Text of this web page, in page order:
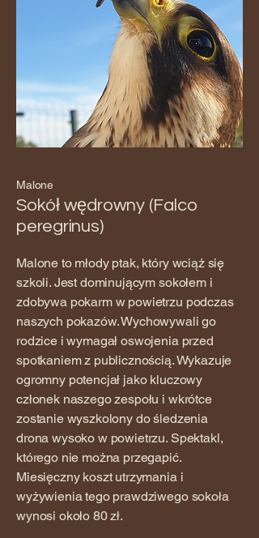
Malone
Sokół wędrowny (Falco
peregrinus)
Malone to młody ptak, który wciąż się
szkoli. Jest dominującym sokołem i
zdobywa pokarm w powietrzu podczas
naszych pokazów. Wychowywali go
rodzice i wymagał oswojenia przed
spotkaniem z publicznością. Wykazuje
ogromny potencjał jako kluczowy
członek naszego zespołu i wkrótce
zostanie wyszkolony do śledzenia
drona wysoko w powietrzu. Spektakl,
którego nie można przegapić.
Miesięczny koszt utrzymania i
wyżywienia tego prawdziwego sokoła
wynosi około 80 zł.